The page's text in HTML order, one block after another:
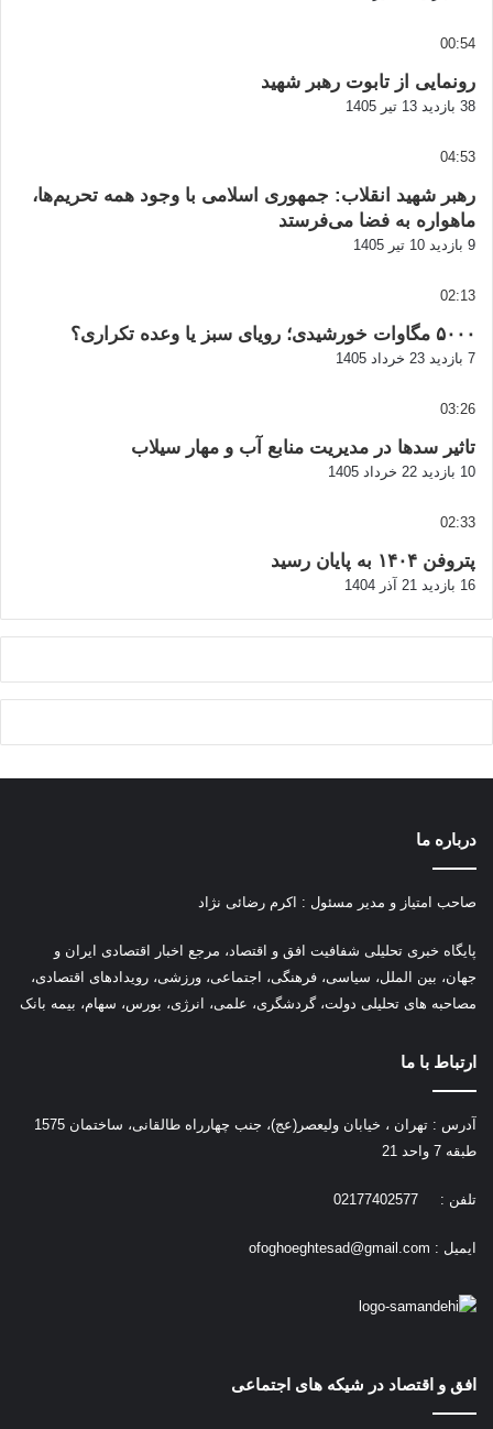
00:54
رونمایی از تابوت رهبر شهید
38 بازدید 13 تیر 1405
04:53
رهبر شهید انقلاب: جمهوری اسلامی با وجود همه تحریم‌ها،
ماهواره به فضا می‌فرستد
9 بازدید 10 تیر 1405
02:13
۵۰۰۰ مگاوات خورشیدی؛ رویای سبز یا وعده تکراری؟
7 بازدید 23 خرداد 1405
03:26
تاثیر سدها در مدیریت منابع آب و مهار سیلاب
10 بازدید 22 خرداد 1405
02:33
پتروفن ۱۴۰۴ به پایان رسید
16 بازدید 21 آذر 1404
درباره ما
صاحب امتیاز و مدیر مسئول : اکرم رضائی نژاد
پایگاه خبری تحلیلی شفافیت افق و اقتصاد، مرجع اخبار اقتصادی ایران و
جهان، بین الملل، سیاسی، فرهنگی، اجتماعی، ورزشی، رویدادهای اقتصادی،
مصاحبه های تحلیلی دولت، گردشگری، علمی، انرژی، بورس، سهام، بیمه بانک
ارتباط با ما
آدرس : تهران ، خیابان ولیعصر(عج)، جنب چهارراه طالقانی، ساختمان 1575
طبقه 7 واحد 21
تلفن : 02177402577
ایمیل : ofoghoeghtesad@gmail.com
افق و اقتصاد در شیکه های اجتماعی